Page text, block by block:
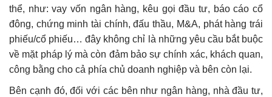
thể, như: vay vốn ngân hàng, kêu gọi đầu tư, báo cáo cổ
đông, chứng minh tài chính, đấu thầu, M&A, phát hàng trái
phiếu/cổ phiếu… đây không chỉ là những yêu cầu bắt buộc
về mặt pháp lý mà còn đảm bảo sự chính xác, khách quan,
công bằng cho cả phía chủ doanh nghiệp và bên còn lại.
Bên cạnh đó, đối với các bên như ngân hàng, nhà đầu tư,